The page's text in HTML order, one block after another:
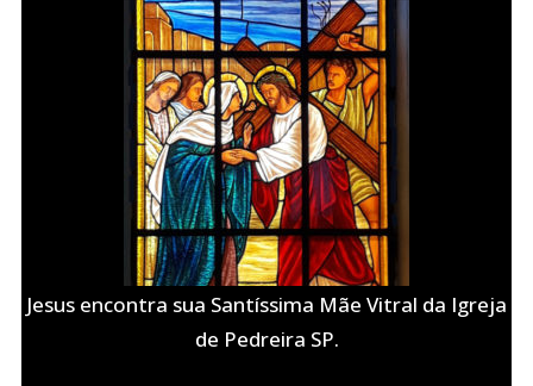
Jesus encontra sua Santíssima Mãe Vitral da Igreja
de Pedreira SP.